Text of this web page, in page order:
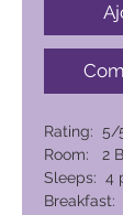
Rating: 5/
Room: 2
Sleeps: 4
Breakfast: